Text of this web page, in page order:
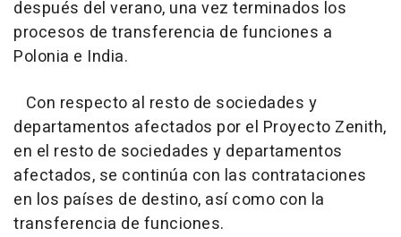
después del verano, una vez terminados los
procesos de transferencia de funciones a
Polonia e India.
Con respecto al resto de sociedades y
departamentos afectados por el Proyecto Zenith,
en el resto de sociedades y departamentos
afectados, se continúa con las contrataciones
en los países de destino, así como con la
transferencia de funciones.